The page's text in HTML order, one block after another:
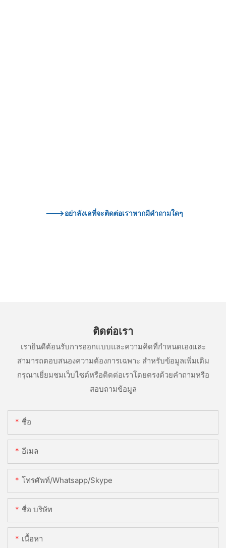
--->อย่าลังเลที่จะติดต่อเราหากมีคำถามใดๆ
ติดต่อเรา
เรายินดีต้อนรับการออกแบบและความคิดที่กำหนดเองและ
สามารถตอบสนองความต้องการเฉพาะ สำหรับข้อมูลเพิ่มเติม
กรุณาเยี่ยมชมเว็บไซต์หรือติดต่อเราโดยตรงด้วยคำถามหรือ
สอบถามข้อมูล
ชื่อ
อีเมล
โทรศัพท์/whatsapp/skype
ชื่อ บริษัท
เนื้อหา